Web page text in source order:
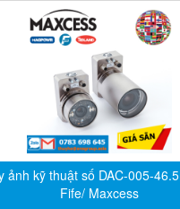
ảnh kỹ thuật số DAC-005-
Fife/ Maxcess